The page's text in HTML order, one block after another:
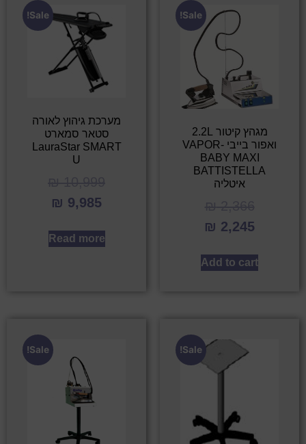
Sale!
מגהץ קיטור 2.2L
ואפור בייבי VAPOR-
BABY MAXI
BATTISTELLA
איטליה
₪ 2,245
Add to cart
Sale!
מערכת גיהוץ לאורה
סטאר סמארט
LauraStar SMART
U
₪ 9,985
Read more
Sale!
Sale!